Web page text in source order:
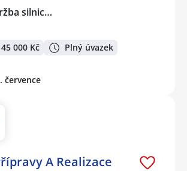
silnic…
000 Kč Plný úvazek
července
A Realizace